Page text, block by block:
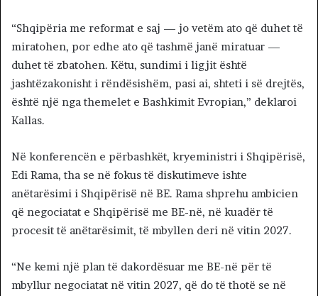
“Shqipëria me reformat e saj — jo vetëm ato që duhet të
miratohen, por edhe ato që tashmë janë miratuar —
duhet të zbatohen. Këtu, sundimi i ligjit është
jashtëzakonisht i rëndësishëm, pasi ai, shteti i së drejtës,
është një nga themelet e Bashkimit Evropian,” deklaroi
Kallas.
Në konferencën e përbashkët, kryeministri i Shqipërisë,
Edi Rama, tha se në fokus të diskutimeve ishte
anëtarësimi i Shqipërisë në BE. Rama shprehu ambicien
që negociatat e Shqipërisë me BE-në, në kuadër të
procesit të anëtarësimit, të mbyllen deri në vitin 2027.
“Ne kemi një plan të dakordësuar me BE-në për të
mbyllur negociatat në vitin 2027, që do të thotë se në